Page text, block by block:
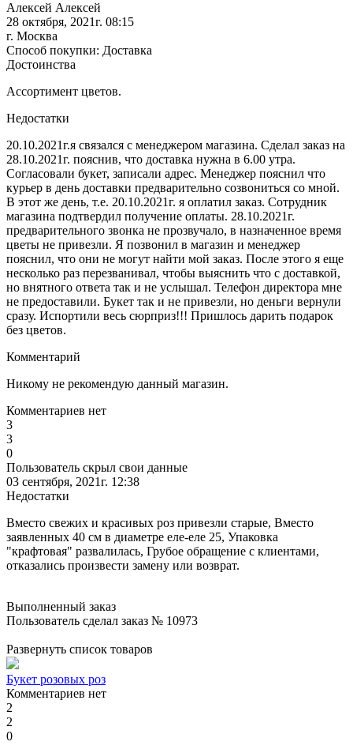
Алексей Алексей
28 октября, 2021г. 08:15
г. Москва
Способ покупки: Доставка
Достоинства
Ассортимент цветов.
Недостатки
20.10.2021г.я связался с менеджером магазина. Сделал заказ на
28.10.2021г. пояснив, что доставка нужна в 6.00 утра.
Согласовали букет, записали адрес. Менеджер пояснил что
курьер в день доставки предварительно созвониться со мной.
В этот же день, т.е. 20.10.2021г. я оплатил заказ. Сотрудник
магазина подтвердил получение оплаты. 28.10.2021г.
предварительного звонка не прозвучало, в назначенное время
цветы не привезли. Я позвонил в магазин и менеджер
пояснил, что они не могут найти мой заказ. После этого я еще
несколько раз перезванивал, чтобы выяснить что с доставкой,
но внятного ответа так и не услышал. Телефон директора мне
не предоставили. Букет так и не привезли, но деньги вернули
сразу. Испортили весь сюрприз!!! Пришлось дарить подарок
без цветов.
Комментарий
Никому не рекомендую данный магазин.
Комментариев нет
3
3
0
Пользователь скрыл свои данные
03 сентября, 2021г. 12:38
Недостатки
Вместо свежих и красивых роз привезли старые, Вместо
заявленных 40 см в диаметре еле-еле 25, Упаковка
"крафтовая" развалилась, Грубое обращение с клиентами,
отказались произвести замену или возврат.
Выполненный заказ
Пользователь сделал заказ № 10973
Развернуть список товаров
Букет розовых роз
Комментариев нет
2
2
0